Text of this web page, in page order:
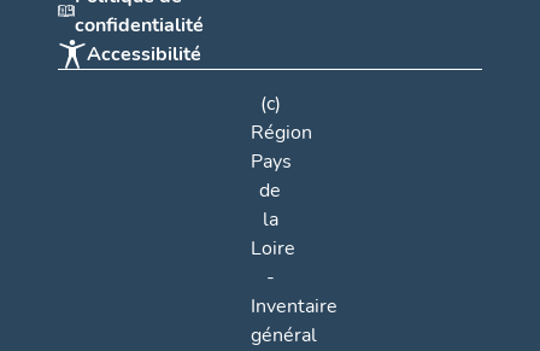
confidentialité
Accessibilité
(c)
Région
Pays
de
la
Loire
-
Inventaire
général